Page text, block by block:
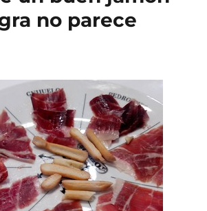
de
Apetito
no parece